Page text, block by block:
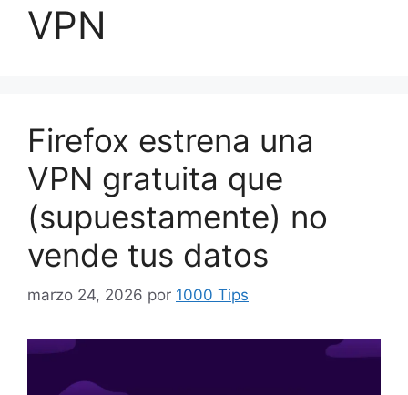
VPN
Firefox estrena una
VPN gratuita que
(supuestamente) no
vende tus datos
marzo 24, 2026 por 1000 Tips